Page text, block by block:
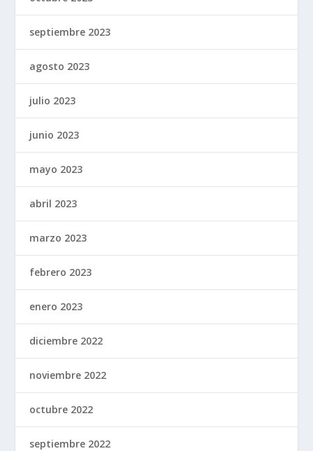
septiembre 2023
agosto 2023
julio 2023
junio 2023
mayo 2023
abril 2023
marzo 2023
febrero 2023
enero 2023
diciembre 2022
noviembre 2022
octubre 2022
septiembre 2022